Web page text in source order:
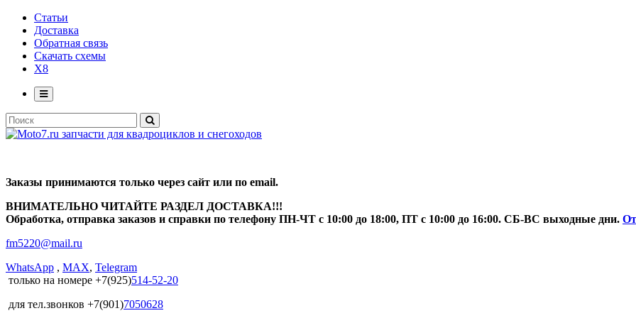
Статьи
Доставка
Обратная связь
Скачать схемы
X8
Заказы принимаются только через сайт или по email.
ВНИМАТЕЛЬНО ЧИТАЙТЕ РАЗДЕЛ ДОСТАВКА!!!
Обработка, отправка заказов и справки по телефону ПН-ЧТ с 10:00 до 18:00, ПТ с 10:00 до 16:00. СБ-ВС выходные дни.
fm5220@mail.ru
WhatsApp , MAX, Telegram
только на номере +7(925)514-52-20
для тел.звонков +7(901)7050628